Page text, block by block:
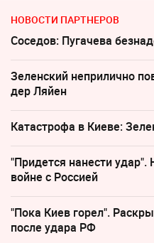
НОВОСТИ ПАРТНЕРОВ
Соседов: Пугачева
Зеленский неприлично
дер Ляйен
Катастрофа в Киеве:
"Придется нанести
войне с Россией
"Пока Киев горел".
после удара РФ